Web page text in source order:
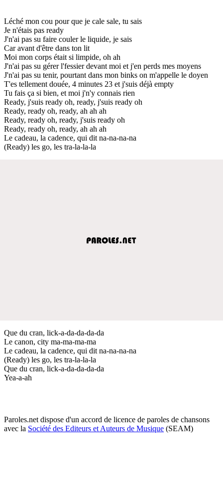
Léché mon cou pour que je cale sale, tu sais
Je n'étais pas ready
J'n'ai pas su faire couler le liquide, je sais
Car avant d'être dans ton lit
Moi mon corps était si limpide, oh ah
J'n'ai pas su gérer l'fessier devant moi et j'en perds mes moyens
J'n'ai pas su tenir, pourtant dans mon binks on m'appelle le doyen
T'es tellement douée, 4 minutes 23 et j'suis déjà empty
Tu fais ça si bien, et moi j'n'y connais rien
Ready, j'suis ready oh, ready, j'suis ready oh
Ready, ready oh, ready, ah ah ah
Ready, ready oh, ready, j'suis ready oh
Ready, ready oh, ready, ah ah ah
Le cadeau, la cadence, qui dit na-na-na-na
(Ready) les go, les tra-la-la-la
Que du cran, lick-a-da-da-da-da
Le canon, city ma-ma-ma-ma
Le cadeau, la cadence, qui dit na-na-na-na
(Ready) les go, les tra-la-la-la
Que du cran, lick-a-da-da-da-da
Yea-a-ah
Paroles.net dispose d'un accord de licence de paroles de chansons
avec la Société des Editeurs et Auteurs de Musique (SEAM)